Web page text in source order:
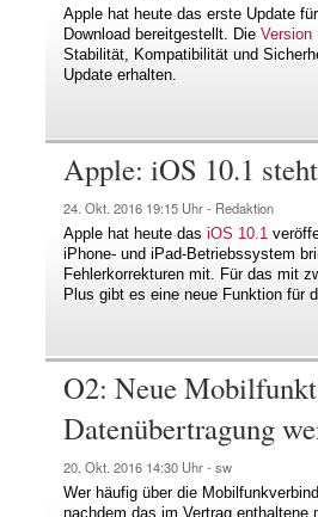
Apple hat heute das erste Update
Download bereitgestellt. Die Version
Stabilität, Kompatibilität und
Update erhalten.
Apple: iOS 10.1
24. Okt. 2016 19:15 Uhr - Redaktion
Apple hat heute das iOS 10.1
iPhone- und iPad-Betriebssystem
Fehlerkorrekturen mit. Für das mit
Plus gibt es eine neue Funktion für
O2: Neue
Datenübertragung
20. Okt. 2016 14:30 Uhr - sw
Wer häufig über die
nachdem das im Vertrag enthaltene